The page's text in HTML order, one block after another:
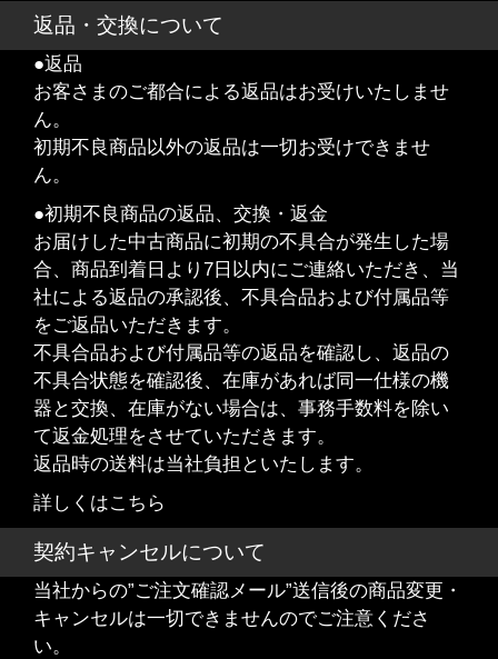
返品・交換について
●返品
お客さまのご都合による返品はお受けいたしませ
ん。
初期不良商品以外の返品は一切お受けできませ
ん。
●初期不良商品の返品、交換・返金
お届けした中古商品に初期の不具合が発生した場
合、商品到着日より7日以内にご連絡いただき、当
社による返品の承認後、不具合品および付属品等
をご返品いただきます。
不具合品および付属品等の返品を確認し、返品の
不具合状態を確認後、在庫があれば同一仕様の機
器と交換、在庫がない場合は、事務手数料を除い
て返金処理をさせていただきます。
返品時の送料は当社負担といたします。
詳しくはこちら
契約キャンセルについて
当社からの”ご注文確認メール”送信後の商品変更・
キャンセルは一切できませんのでご注意くださ
い。